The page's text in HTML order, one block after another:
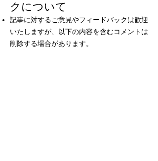
クについて
記事に対するご意見やフィードバックは歓迎
いたしますが、以下の内容を含むコメントは
削除する場合があります。